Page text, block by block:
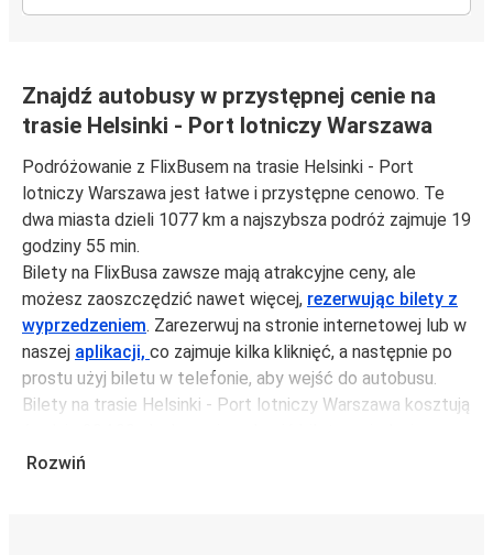
Znajdź autobusy w przystępnej cenie na
trasie Helsinki - Port lotniczy Warszawa
Podróżowanie z FlixBusem na trasie Helsinki - Port
lotniczy Warszawa jest łatwe i przystępne cenowo. Te
dwa miasta dzieli 1077 km a najszybsza podróż zajmuje 19
godziny 55 min.
Bilety na FlixBusa zawsze mają atrakcyjne ceny, ale
możesz zaoszczędzić nawet więcej, rezerwując bilety z
wyprzedzeniem. Zarezerwuj na stronie internetowej lub w
naszej aplikacji, co zajmuje kilka kliknięć, a następnie po
prostu użyj biletu w telefonie, aby wejść do autobusu.
Bilety na trasie Helsinki - Port lotniczy Warszawa kosztują
270,99 zł, jeśli zarezerwujesz z wyprzedzeniem lub w dni
Rozwiń